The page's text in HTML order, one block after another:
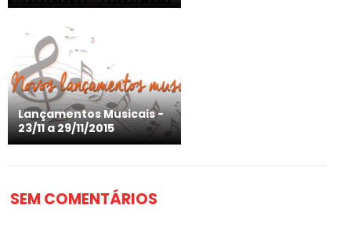
Lançamentos Musicais -
23/11 a 29/11/2015
SEM COMENTÁRIOS